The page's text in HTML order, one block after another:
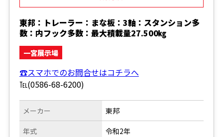
東邦：トレーラー：まな板：3軸：スタンション多
数：内フック多数：最大積載量27.500㎏
一宮展示場
☎スマホでのお問合せはコチラへ
℡(0586-68-6200)
メーカー
年式
東邦
令和2年